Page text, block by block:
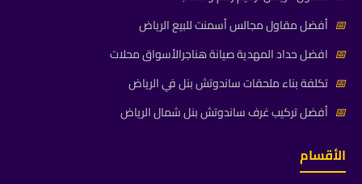
📅 أفضل مقاول مجالس أسمنت للبيع الرياض
📅 افضل حداد المهدية صيانة هناجرالأسواق محلات
📅 تكلفة بناء ملحقات ساندوتش بنل في الرياض
📅 أفضل تركيب غرف ساندوتش بنل شمال الرياض
الأقسام